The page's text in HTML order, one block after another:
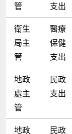
管
支出
衛生
局主
管
醫療
保健
支出
地政
處主
管
民政
支出
地政 民政